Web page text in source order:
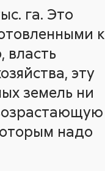
га. Это
к
власть
эту
земель ни
надо